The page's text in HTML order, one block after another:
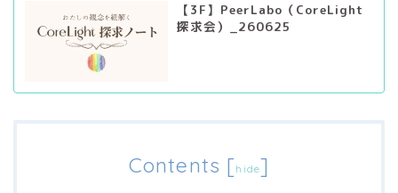
【3F】PeerLabo（CoreLight
探求会）_260625
Contents [ hide]